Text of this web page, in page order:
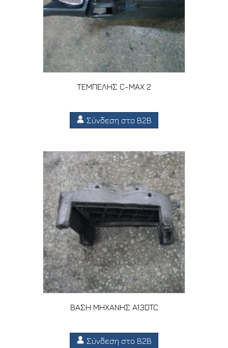
ΤΕΜΠΕΛΗΣ C-MAX 2
Σύνδεση στο B2B
ΒΑΣΗ ΜΗΧΑΝΗΣ A13DTC
Σύνδεση στο B2B